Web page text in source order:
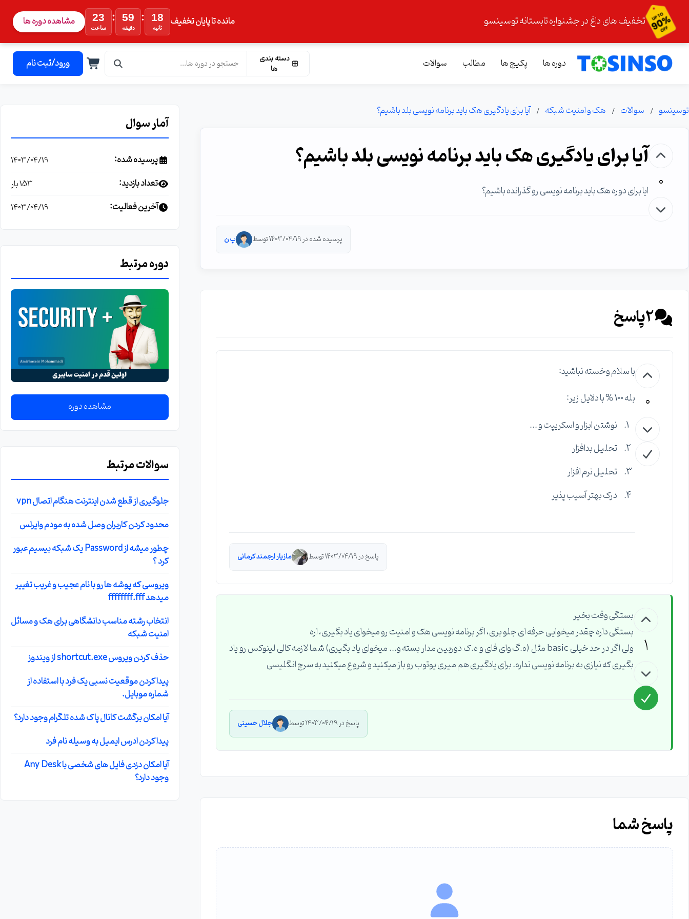
تخفیف های داغ در جشنواره تابستانه توسینسو مانده تا پایان تخفیف 23
ساعت
: 59
دقیقه
: 17
ثانیه مشاهده دوره ها
دوره ها پکیج ها مطالب سوالات
دسته بندی
ها
ورود/ثبت نام
توسینسو سوالات هک و امنیت شبکه آیا برای یادگیری هک باید برنامه نویسی بلد باشیم؟
0
آیا برای یادگیری هک باید برنامه نویسی بلد باشیم؟
ایا برای دوره هک باید برنامه نویسی رو گذرانده باشیم؟
پرسیده شده در 1403/04/19 توسط پ ن
2پاسخ
0
با سلام وخسته نباشید:
بله 100 % با دلایل زیر:
نوشتن ابزار و اسکریپت و ...
تحلیل بدافزار
تحلیل نرم افزار
درک بهتر آسیب پذیر
پاسخ در 1403/04/19 توسط مازیار ارجمند کرمانی
1
بستگی وقت بخیر
بستگی داره چقدر میخوایی حرفه ای جلو بری، اگر برنامه نویسی هک و امنیت رو میخوای یاد بگیری، اره
ولی اگر در حد خیلی basic مثل (ه.گ وای فای و ه.ک دوربین مدار بسته و... میخوای یاد بگیری) شما لازمه کالی لینوکس رو یاد
بگیری که نیازی به برنامه نویسی نداره. برای یادگیری هم میری یوتوب رو باز میکنید و شروع میکنید به سرچ انگلیسی
پاسخ در 1403/04/19 توسط جلال حسینی
پاسخ شما
آمار سوال
پرسیده شده: 1403/04/19
تعداد بازدید: 153 بار
آخرین فعالیت: 1403/04/19
دوره مرتبط
مشاهده دوره
سوالات مرتبط
جلوگیری از قطع شدن اینترنت هنگام اتصال vpn
محدود کردن کاربران وصل شده به مودم وایرلس
چطور میشه از Password یک شبکه بیسیم عبور
کرد ؟
ویروسی که پوشه ها رو با نام عجیب و غریب تغییر
میدهد ffffffff.fff
انتخاب رشته مناسب دانشگاهی برای هک و مسائل
امنیت شبکه
حذف کردن ویروس shortcut.exe از ویندوز
پیدا کردن موقعیت نسبی یک فرد با استفاده از
شماره موبایل.
آیا امکان برگشت کانال پاک شده تلگرام وجود دارد؟
پیدا کردن ادرس ایمیل به وسیله نام فرد
آیا امکان دزدی فایل های شخصی با Any Desk
وجود دارد؟